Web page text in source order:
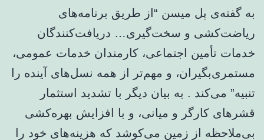
به گفته‌ی پل میسن “از طریق برنامه‌های
ریاضت‌کشی و سخت‌گیری… دریافت‌کنندگان
خدمات تأمین اجتماعی، کارمندان خدمات عمومی،
مستمری‌بگیران، و مهم‌تر از همه نسل‌های آینده را
تنبیه” می‌کند . به بیان دیگر با تشدید استثمار
قشرهای کارگر و میانی، و با افزایش بهره‌کشی
بی‌ملاحظه از زمین می‌کوشد که هزینه‌های خود را